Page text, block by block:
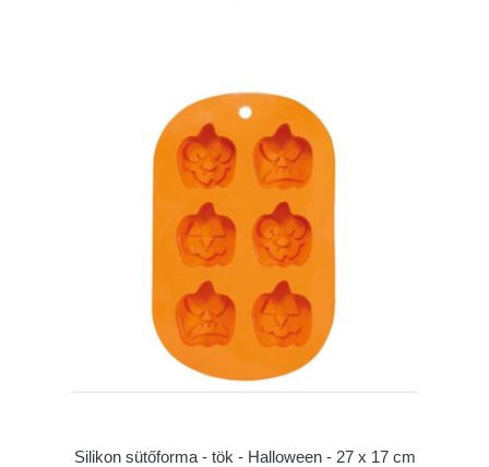
Silikon sütőforma - tök - Halloween - 27 x 17 cm